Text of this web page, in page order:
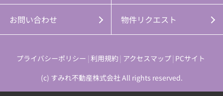
お問い合わせ 物件リクエスト
プライバシーポリシー 利用規約 アクセスマップ PCサイト
(c) すみれ不動産株式会社 All rights reserved.